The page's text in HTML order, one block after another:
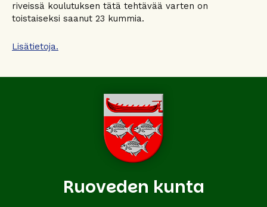
riveissä koulutuksen tätä tehtävää varten on
toistaiseksi saanut 23 kummia.
Lisätietoja.
Ruoveden kunta